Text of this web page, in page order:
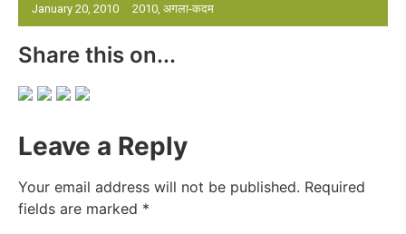
January 20, 2010 2010 अगला-कदम
Share this on...
Leave a Reply
Your email address will not be published. Required
fields are marked *